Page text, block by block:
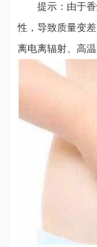
提示：由于香
性，导致质量变
离电离辐射、高